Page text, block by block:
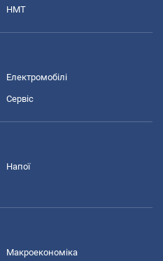
НМТ
Електромобілі
Сервіс
Напої
Макроекономіка